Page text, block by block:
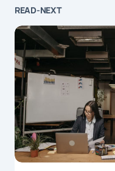
READ-NEXT